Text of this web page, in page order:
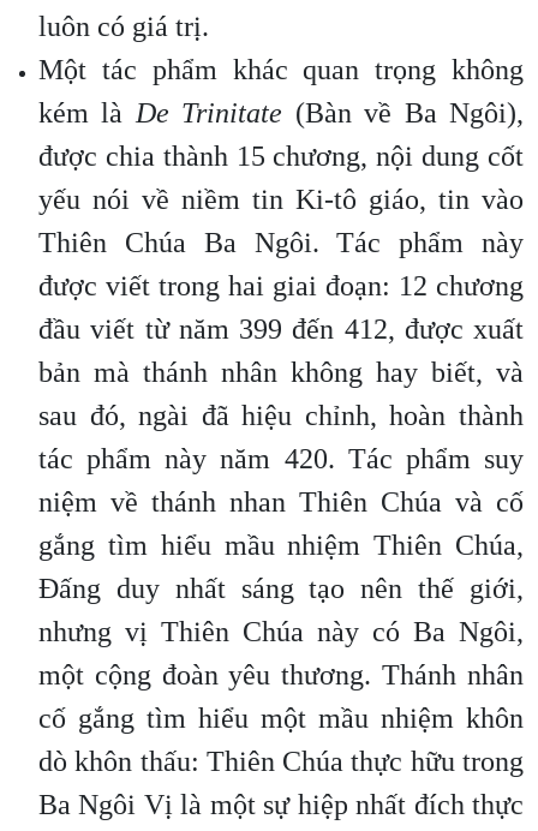
luôn có giá trị.
Một tác phẩm khác quan trọng không
kém là De Trinitate (Bàn về Ba Ngôi),
được chia thành 15 chương, nội dung cốt
yếu nói về niềm tin Ki-tô giáo, tin vào
Thiên Chúa Ba Ngôi. Tác phẩm này
được viết trong hai giai đoạn: 12 chương
đầu viết từ năm 399 đến 412, được xuất
bản mà thánh nhân không hay biết, và
sau đó, ngài đã hiệu chỉnh, hoàn thành
tác phẩm này năm 420. Tác phẩm suy
niệm về thánh nhan Thiên Chúa và cố
gắng tìm hiểu mầu nhiệm Thiên Chúa,
Đấng duy nhất sáng tạo nên thế giới,
nhưng vị Thiên Chúa này có Ba Ngôi,
một cộng đoàn yêu thương. Thánh nhân
cố gắng tìm hiểu một mầu nhiệm khôn
dò khôn thấu: Thiên Chúa thực hữu trong
Ba Ngôi Vị là một sự hiệp nhất đích thực